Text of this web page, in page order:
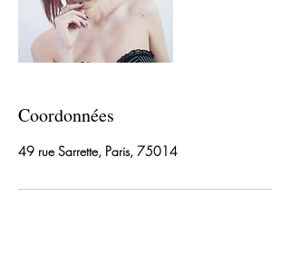
Coordonnées
49 rue Sarrette, Paris, 75014